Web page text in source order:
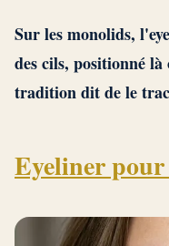
Sur les monolids,
des cils, positionné
tradition dit de le
Eyeliner pour